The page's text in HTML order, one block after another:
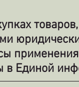
товаров,
в Единой